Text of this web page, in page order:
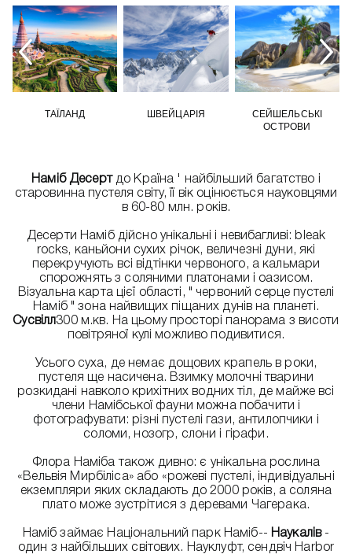
ТАЇЛАНД ШВЕЙЦАРІЯ
СЕЙШЕЛЬСЬКІ
ОСТРОВИ
Наміб Десертдо Країна ' найбільший багатство і
старовинна пустеля світу, її вік оцінюється науковцями
в 60-80 млн. років.
Десерти Наміб дійсно унікальні і невибагливі: bleak
rocks, каньйони сухих річок, величезні дуни, які
перекручують всі відтінки червоного, а кальмари
спорожнять з соляними платонами і оазисом.
Візуальна карта цієї області, " червоний серце пустелі
Наміб " зона найвищих піщаних дунів на планеті.
Сусвілл 300 м.кв. На цьому просторі панорама з висоти
повітряної кулі можливо подивитися.
Усього суха, де немає дощових крапель в роки,
пустеля ще насичена. Взимку молочні тварини
розкидані навколо крихітних водних тіл, де майже всі
члени Намібської фауни можна побачити і
фотографувати: різні пустелі гази, антилопчики і
соломи, нозогр, слони і гірафи.
Флора Наміба також дивно: є унікальна рослина
«Вельвія Мирбіліса» або «рожеві пустелі, індивідуальні
екземпляри яких складають до 2000 років, а соляна
плато може зустрітися з деревами Чагерака.
Наміб займає Національний парк Наміб-- Наукалів-
один з найбільших світових. Науклуфт, сендвіч Harbor